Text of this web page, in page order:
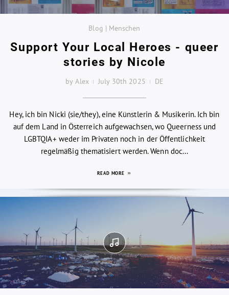
Blog | Menschen
Support Your Local Heroes - queer
stories by Nicole
by Alex July 30th 2025 DE
Hey, ich bin Nicki (sie/they), eine Künstlerin & Musikerin. Ich bin
auf dem Land in Österreich aufgewachsen, wo Queerness und
LGBTQIA+ weder im Privaten noch in der Öffentlichkeit
regelmäßig thematisiert werden. Wenn doc...
READ MORE